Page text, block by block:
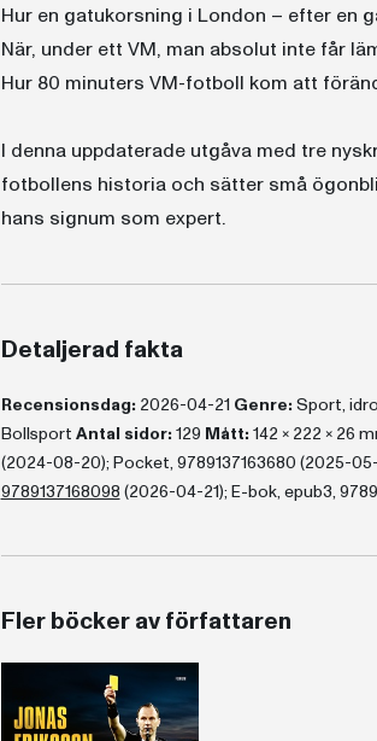
Hur en gatukorsning i London – efter en
När, under ett VM, man absolut inte får
Hur 80 minuters VM-fotboll kom att
I denna uppdaterade utgåva med tre
fotbollens historia och sätter små
hans signum som expert.
Detaljerad fakta
Recensionsdag: 2026-04-21 Genre: Sport,
Bollsport Antal sidor: 129 Mått: 142 x 222 x 26
(2024-08-20); Pocket, 9789137163680 (2025-
9789137168098 (2026-04-21); E-bok, epub3,
Fler böcker av författaren